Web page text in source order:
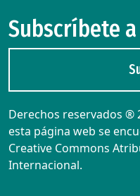
Subscríbete
Derechos reservados ®
esta página web se
Creative Commons
Internacional.